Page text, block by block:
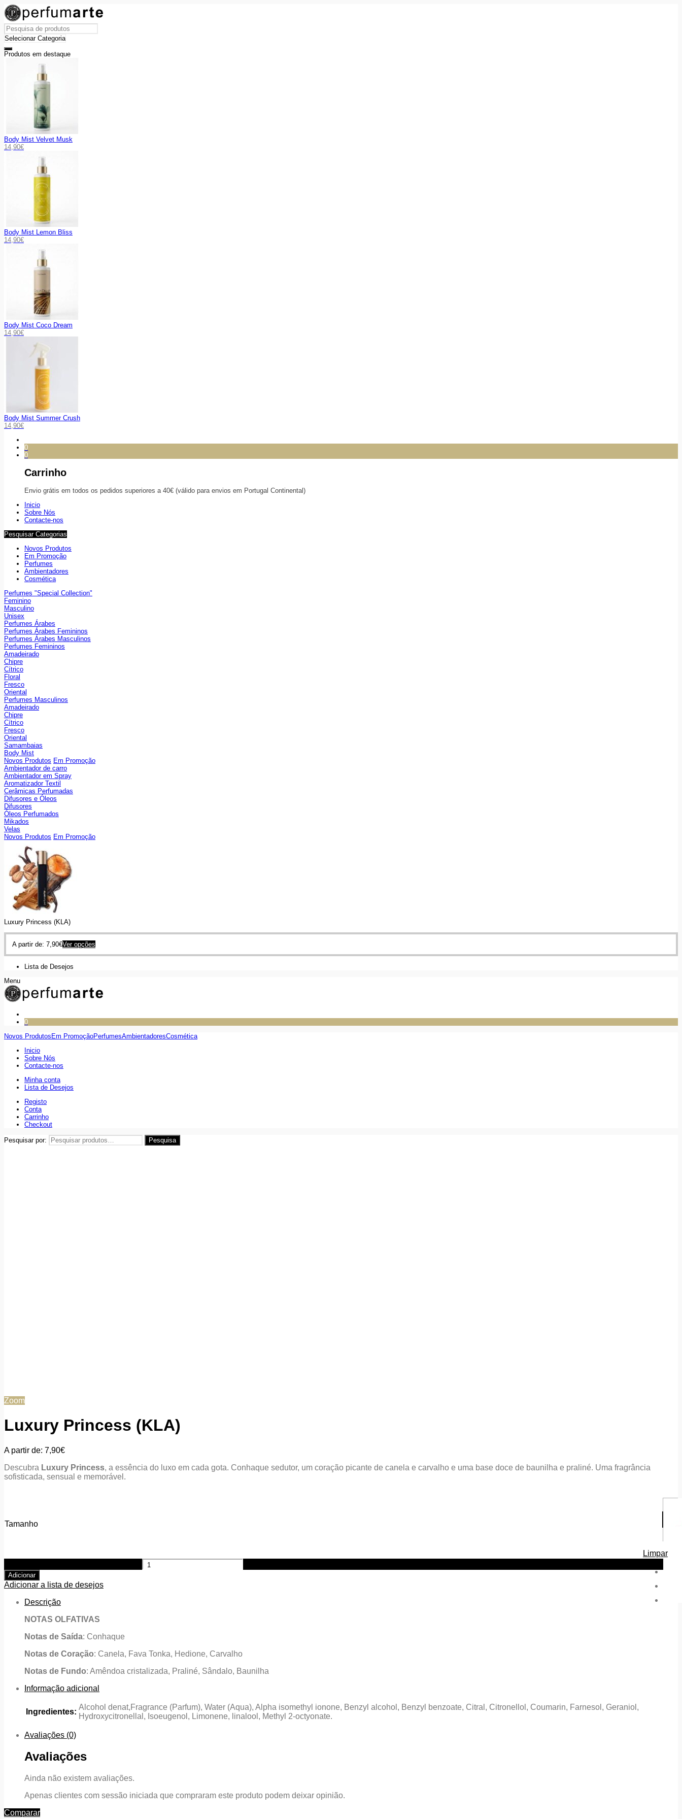
Produtos em destaque
Body Mist Velvet Musk
14,90€
Body Mist Lemon Bliss
14,90€
Body Mist Coco Dream
14,90€
Body Mist Summer Crush
14,90€
0
0
Carrinho
Envio grátis em todos os pedidos superiores a 40€ (válido para envios em Portugal Continental)
Inicio
Sobre Nós
Contacte-nos
Pesquisar Categorias
Novos Produtos
Em Promoção
Perfumes
Ambientadores
Cosmética
Perfumes "Special Collection"
Feminino
Masculino
Unisex
Perfumes Árabes
Perfumes Árabes Femininos
Perfumes Árabes Masculinos
Perfumes Femininos
Amadeirado
Chipre
Cítrico
Floral
Fresco
Oriental
Perfumes Masculinos
Amadeirado
Chipre
Cítrico
Fresco
Oriental
Samambaias
Body Mist
Novos Produtos Em Promoção
Ambientador de carro
Ambientador em Spray
Aromatizador Textil
Cerâmicas Perfumadas
Difusores e Óleos
Difusores
Óleos Perfumados
Mikados
Velas
Novos Produtos Em Promoção
Luxury Princess (KLA)
A partir de: 7,90€Ver opções
Lista de Desejos
Menu
0
Novos ProdutosEm PromoçãoPerfumesAmbientadoresCosmética
Inicio
Sobre Nós
Contacte-nos
Minha conta
Lista de Desejos
Registo
Conta
Carrinho
Checkout
Pesquisar por: Pesquisa
Zoom
Luxury Princess (KLA)
A partir de: 7,90€
Descubra Luxury Princess, a essência do luxo em cada gota. Conhaque sedutor, um coração picante de canela e carvalho e uma base doce de baunilha e praliné. Uma fragrância
sofisticada, sensual e memorável.
Tamanho
Limpar
Adicionar
Adicionar a lista de desejos
Descrição
NOTAS OLFATIVAS
Notas de Saída: Conhaque
Notas de Coração: Canela, Fava Tonka, Hedione, Carvalho
Notas de Fundo: Amêndoa cristalizada, Praliné, Sândalo, Baunilha
Informação adicional
Ingredientes:
Alcohol denat,Fragrance (Parfum), Water (Aqua), Alpha isomethyl ionone, Benzyl alcohol, Benzyl benzoate, Citral, Citronellol, Coumarin, Farnesol, Geraniol,
Hydroxycitronellal, Isoeugenol, Limonene, linalool, Methyl 2-octyonate.
Avaliações (0)
Avaliações
Ainda não existem avaliações.
Apenas clientes com sessão iniciada que compraram este produto podem deixar opinião.
Comparar